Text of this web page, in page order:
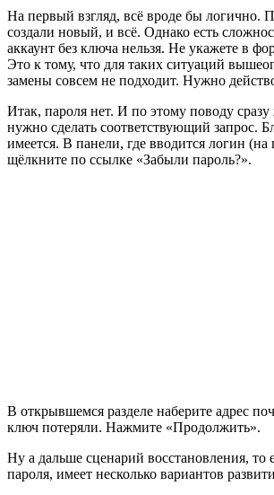
На первый взгляд, всё вроде бы логично.
создали новый, и всё. Однако есть
аккаунт без ключа нельзя. Не укажете в
Это к тому, что для таких ситуаций
замены совсем не подходит. Нужно
Итак, пароля нет. И по этому поводу сразу
нужно сделать соответствующий запрос.
имеется. В панели, где вводится логин (на
щёлкните по ссылке «Забыли пароль?».
В открывшемся разделе наберите адрес
ключ потеряли. Нажмите «Продолжить».
Ну а дальше сценарий восстановления, то
пароля, имеет несколько вариантов